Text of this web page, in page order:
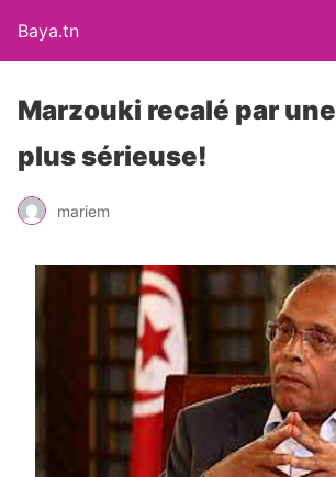
Baya.tn
Marzouki recalé par
plus sérieuse!
mariem